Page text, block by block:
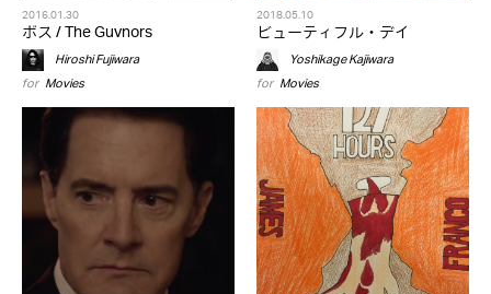
2016.01.30
ボス / The Guvnors
Hiroshi Fujiwara
for Movies
2018.05.10
ビューティフル・デイ
Yoshikage Kajiwara
for Movies